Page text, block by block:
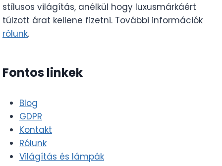
stílusos világítás, anélkül hogy luxusmárkáért
túlzott árat kellene fizetni. További információk
rólunk.
Fontos linkek
Blog
GDPR
Kontakt
Rólunk
Világítás és lámpák